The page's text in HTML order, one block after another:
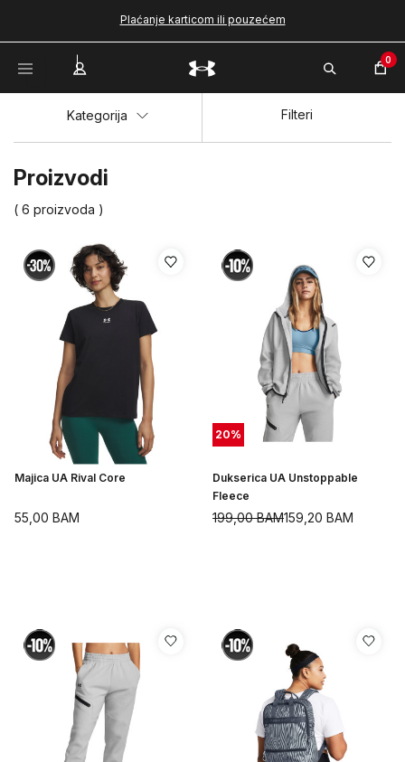
Plaćanje karticom ili pouzećem
0
Proizvodi
( 6 proizvoda )
Kategorija Filteri
Majica UA Rival Core
55,00 BAM
20%
Dukserica UA Unstoppable
Fleece
159,20 BAM
199,00BAM